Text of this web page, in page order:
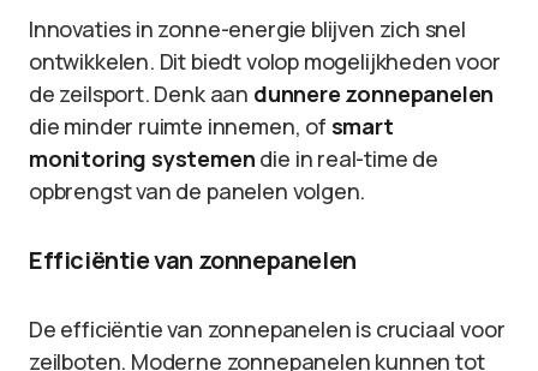
Innovaties in zonne-energie blijven zich snel
ontwikkelen. Dit biedt volop mogelijkheden voor
de zeilsport. Denk aan dunnere zonnepanelen
die minder ruimte innemen, of smart
monitoring systemen die in real-time de
opbrengst van de panelen volgen.
Efficiëntie van zonnepanelen
De efficiëntie van zonnepanelen is cruciaal voor
zeilboten. Moderne zonnepanelen kunnen tot